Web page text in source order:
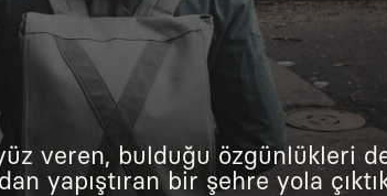
veren, bulduğu özgünlükleri
yapıştıran bir şehre yola